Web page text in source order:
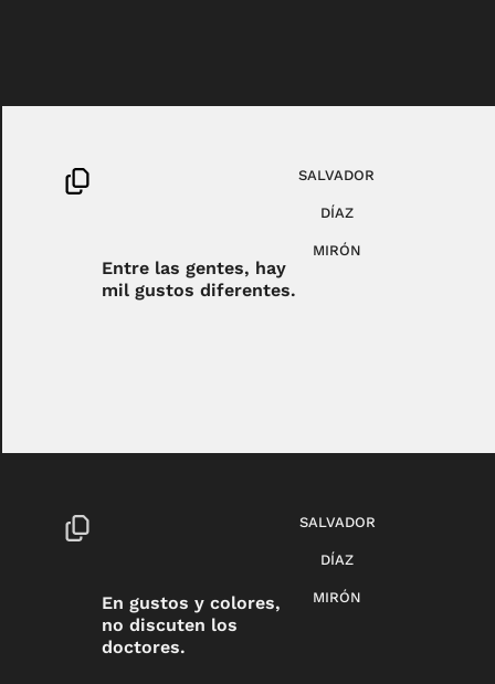
Entre las gentes, hay
mil gustos diferentes.
SALVADOR
DÍAZ
MIRÓN
En gustos y colores,
no discuten los
doctores.
SALVADOR
DÍAZ
MIRÓN